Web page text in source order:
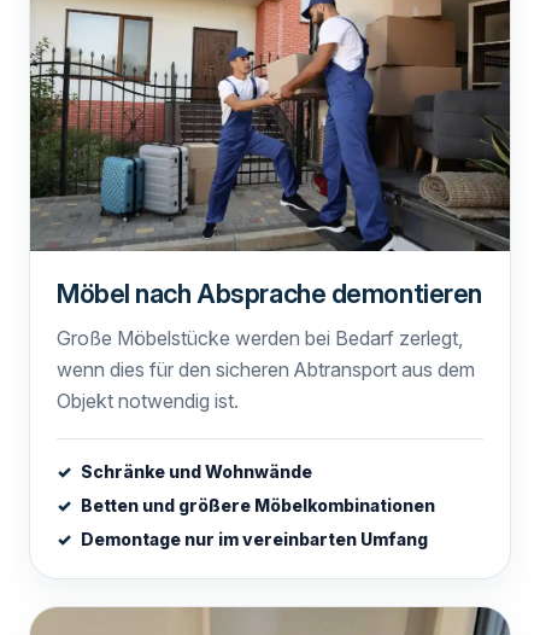
Möbel nach Absprache demontieren
Große Möbelstücke werden bei Bedarf zerlegt,
wenn dies für den sicheren Abtransport aus dem
Objekt notwendig ist.
Schränke und Wohnwände
Betten und größere Möbelkombinationen
Demontage nur im vereinbarten Umfang